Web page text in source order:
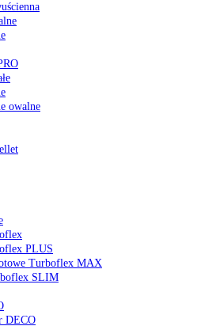
owalne
PLUS
Turboflex MAX
SLIM
DECO